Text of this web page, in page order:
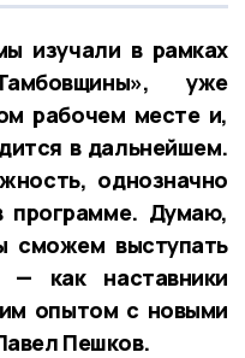
изучали в рамках
уже
рабочем месте и,
в дальнейшем.
однозначно
программе. Думаю,
сможем выступать
как наставники
опытом с новыми
Пешков.